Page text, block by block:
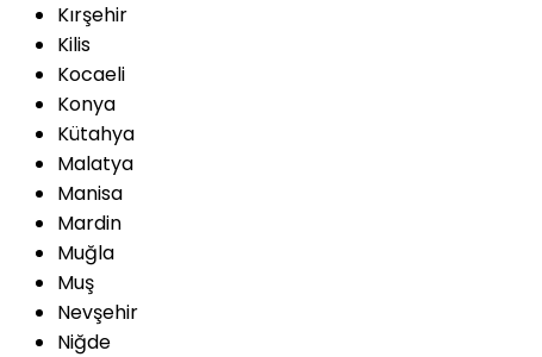
Kırşehir
Kilis
Kocaeli
Konya
Kütahya
Malatya
Manisa
Mardin
Muğla
Muş
Nevşehir
Niğde